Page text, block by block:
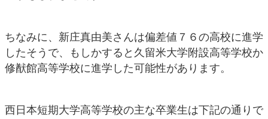
ちなみに、新庄真由美さんは偏差値７６の高校に進学
したそうで、もしかすると久留米大学附設高等学校か
修猷館高等学校に進学した可能性があります。
西日本短期大学高等学校の主な卒業生は下記の通りで